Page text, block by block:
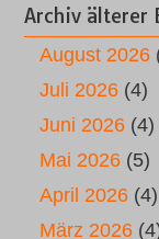
Archiv älterer
August 2026
Juli 2026 (4)
Juni 2026 (4)
Mai 2026 (5)
April 2026 (4)
März 2026